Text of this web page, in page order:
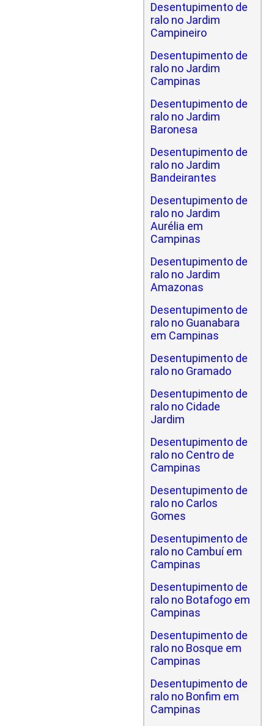
Desentupimento de
ralo no Jardim
Campineiro
Desentupimento de
ralo no Jardim
Campinas
Desentupimento de
ralo no Jardim
Baronesa
Desentupimento de
ralo no Jardim
Bandeirantes
Desentupimento de
ralo no Jardim
Aurélia em
Campinas
Desentupimento de
ralo no Jardim
Amazonas
Desentupimento de
ralo no Guanabara
em Campinas
Desentupimento de
ralo no Gramado
Desentupimento de
ralo no Cidade
Jardim
Desentupimento de
ralo no Centro de
Campinas
Desentupimento de
ralo no Carlos
Gomes
Desentupimento de
ralo no Cambuí em
Campinas
Desentupimento de
ralo no Botafogo em
Campinas
Desentupimento de
ralo no Bosque em
Campinas
Desentupimento de
ralo no Bonfim em
Campinas